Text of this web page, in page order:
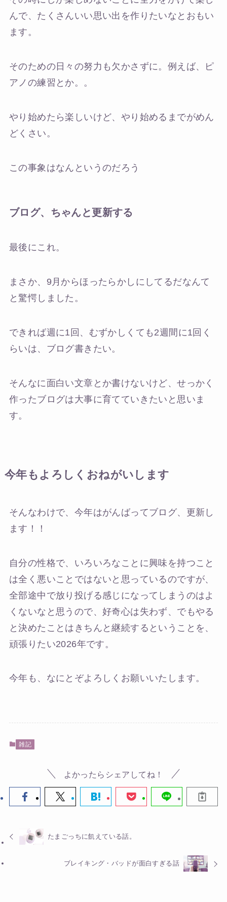
んで、たくさんいい思い出を作りたいなとおもい
ます。
そのための日々の努力も欠かさずに。例えば、ピ
アノの練習とか。。
やり始めたら楽しいけど、やり始めるまでがめん
どくさい。
この事象はなんというのだろう
ブログ、ちゃんと更新する
最後にこれ。
まさか、9月からほったらかしにしてるだなんて
と驚愕しました。
できれば週に1回、むずかしくても2週間に1回く
らいは、ブログ書きたい。
そんなに面白い文章とか書けないけど、せっかく
作ったブログは大事に育てていきたいと思いま
す。
今年もよろしくおねがいします
そんなわけで、今年はがんばってブログ、更新し
ます！！
自分の性格で、いろいろなことに興味を持つこと
は全く悪いことではないと思っているのですが、
全部途中で放り投げる感じになってしまうのはよ
くないなと思うので、好奇心は失わず、でもやる
と決めたことはきちんと継続するということを、
頑張りたい2026年です。
今年も、なにとぞよろしくお願いいたします。
雑記
よかったらシェアしてね！
たまごっちに飢えている話。
ブレイキング・バッドが面白すぎる話